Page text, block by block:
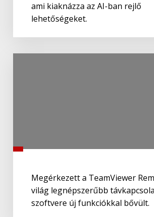
ami kiaknázza az AI-ban rejlő
lehetőségeket.
Megérkezett a TeamViewer
világ legnépszerűbb
szoftvere új funkciókkal bővült.